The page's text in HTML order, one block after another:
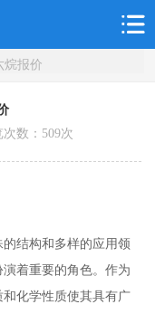
报价
数： 509次
结构和多样的应用领
着重要的角色。作为
化学性质使其具有广